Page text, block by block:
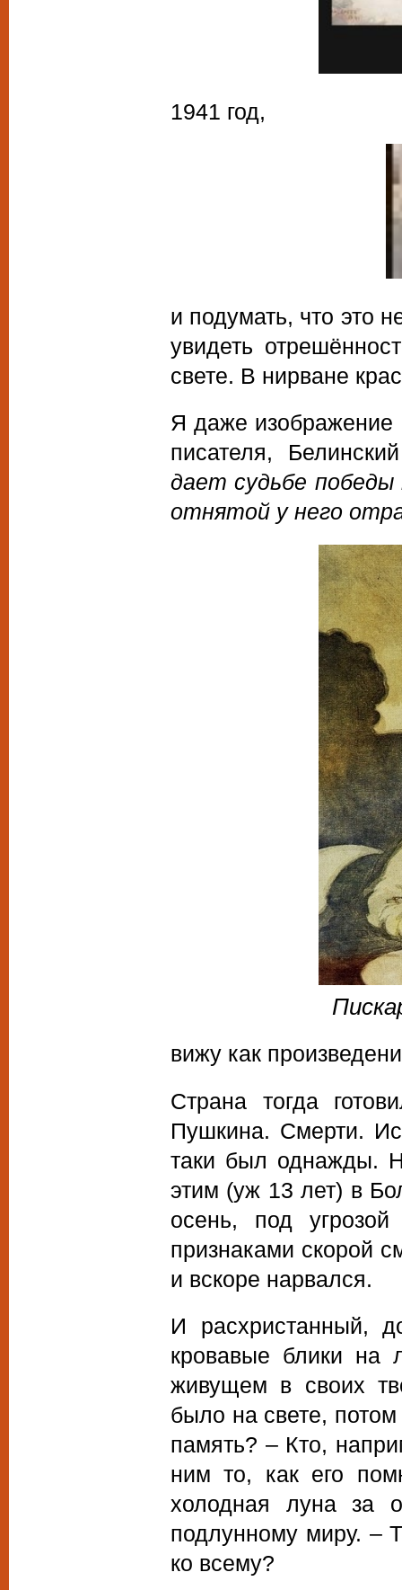
1941 год,
и подумать, что это
увидеть
свете. В нирване
Я даже изображение
писателя,
дает судьбе
отнятой у него
вижу как
Страна тогда
Пушкина. Смерти.
таки был однажды.
этим (уж 13 лет) в
осень, под
признаками скорой
и вскоре нарвался.
И расхристанный,
кровавые блики на
живущем в своих
было на свете,
память? – Кто,
ним то, как его
холодная луна за
подлунному миру. –
ко всему?